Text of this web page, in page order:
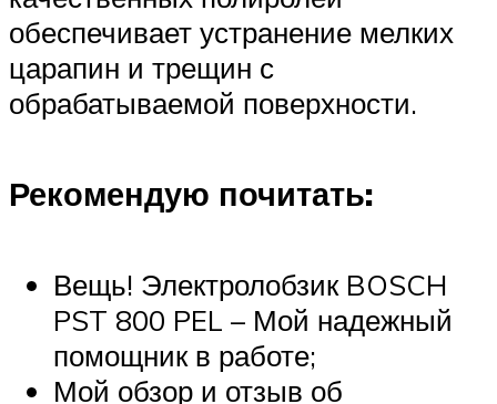
обеспечивает устранение мелких
царапин и трещин с
обрабатываемой поверхности.
Рекомендую почитать:
Вещь! Электролобзик BOSCH
PST 800 PEL – Мой надежный
помощник в работе;
Мой обзор и отзыв об